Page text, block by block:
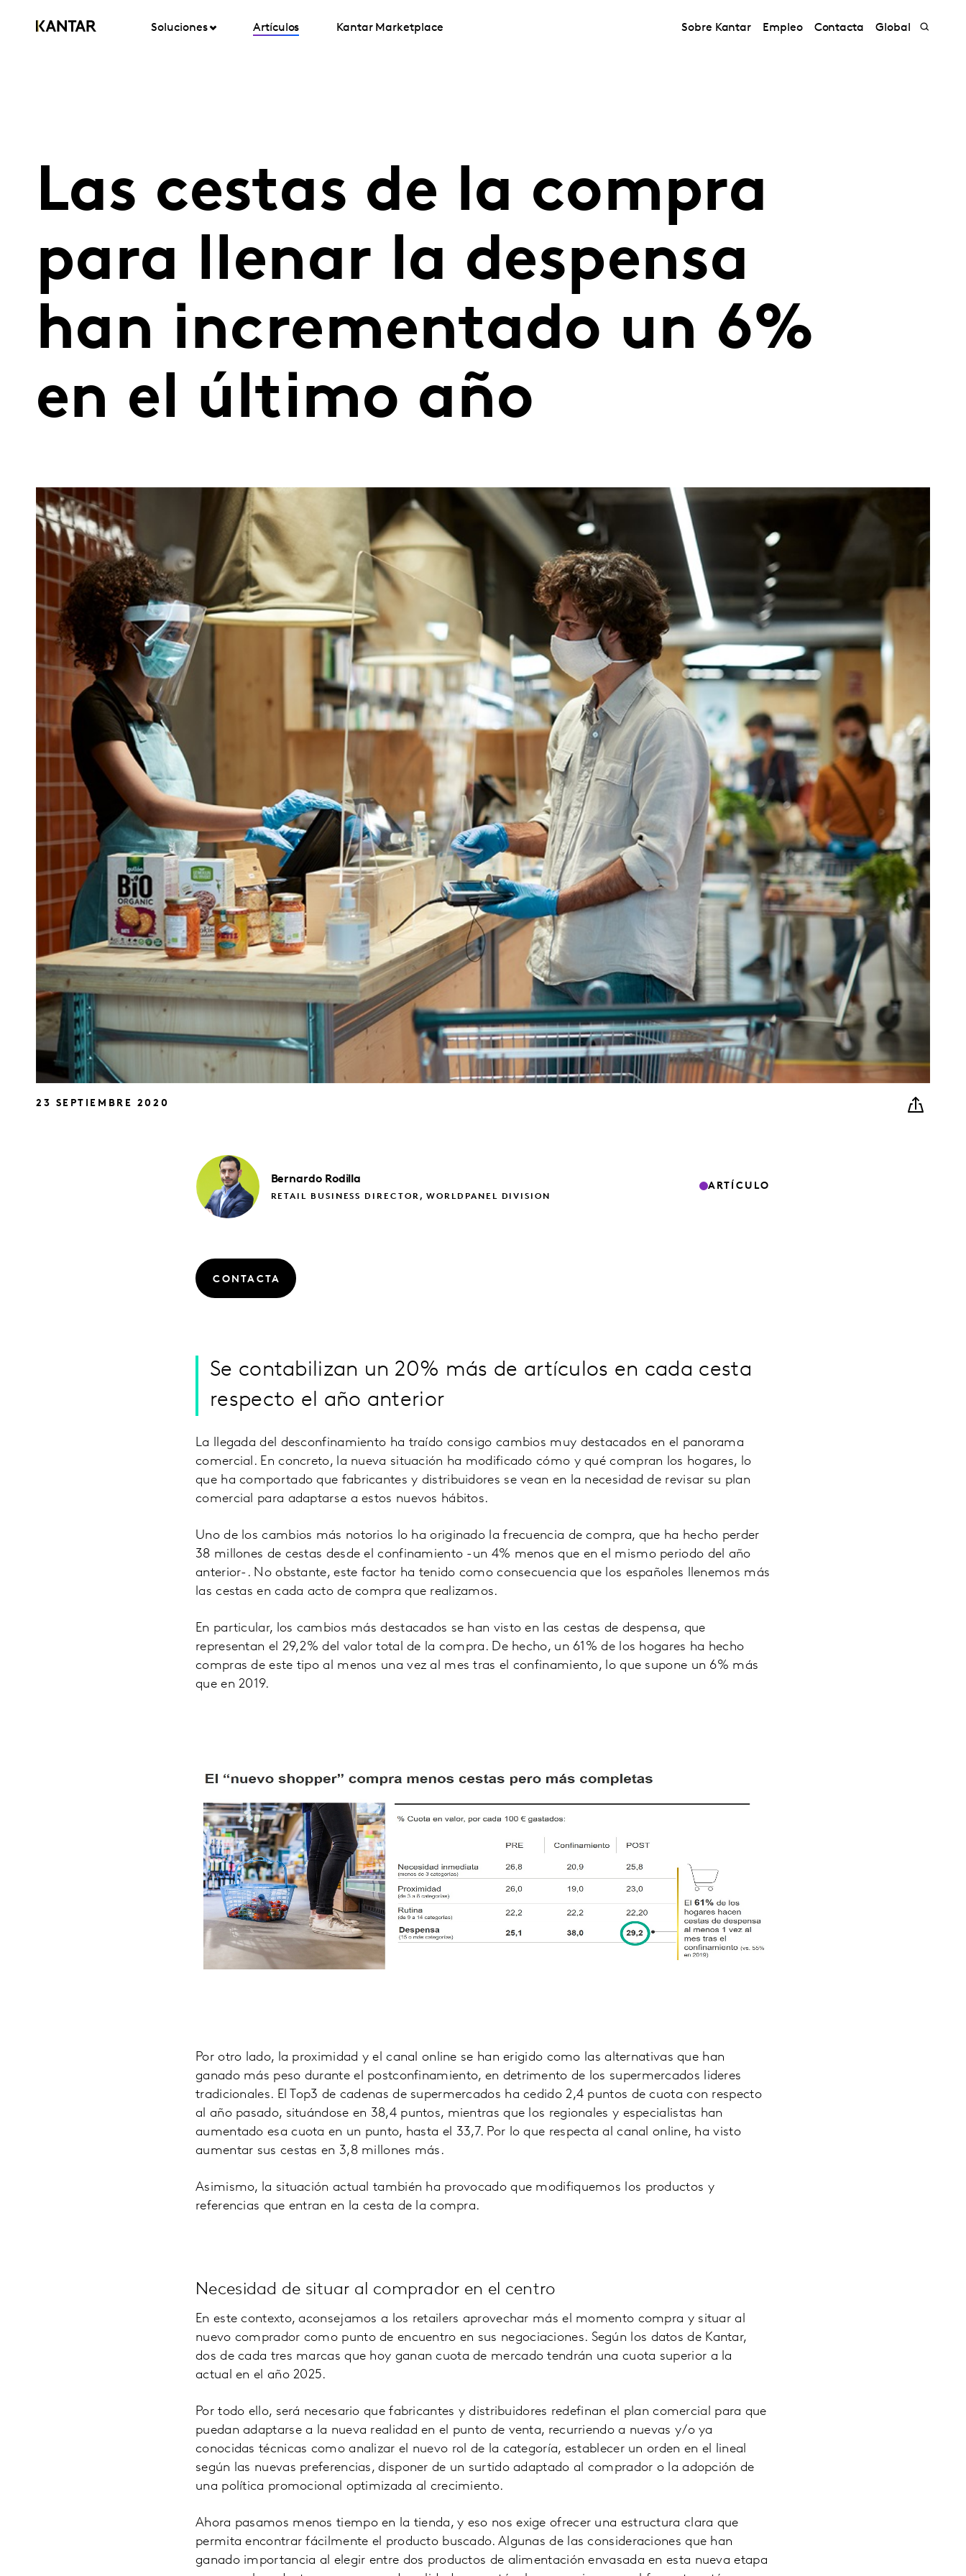
Soluciones Artículos Kantar Marketplace Sobre Kantar Empleo Contacta Global
Las cestas de la compra
para llenar la despensa
han incrementado un 6%
en el último año
23 SEPTIEMBRE 2020
Bernardo Rodilla
RETAIL BUSINESS DIRECTOR, WORLDPANEL DIVISION
ARTÍCULO
CONTACTA
Se contabilizan un 20% más de artículos en cada cesta
respecto el año anterior
La llegada del desconfinamiento ha traído consigo cambios muy destacados en el panorama
comercial. En concreto, la nueva situación ha modificado cómo y qué compran los hogares, lo
que ha comportado que fabricantes y distribuidores se vean en la necesidad de revisar su plan
comercial para adaptarse a estos nuevos hábitos.
Uno de los cambios más notorios lo ha originado la frecuencia de compra, que ha hecho perder
38 millones de cestas desde el confinamiento -un 4% menos que en el mismo periodo del año
anterior-. No obstante, este factor ha tenido como consecuencia que los españoles llenemos más
las cestas en cada acto de compra que realizamos.
En particular, los cambios más destacados se han visto en las cestas de despensa, que
representan el 29,2% del valor total de la compra. De hecho, un 61% de los hogares ha hecho
compras de este tipo al menos una vez al mes tras el confinamiento, lo que supone un 6% más
que en 2019.
Por otro lado, la proximidad y el canal online se han erigido como las alternativas que han
ganado más peso durante el postconfinamiento, en detrimento de los supermercados lideres
tradicionales. El Top3 de cadenas de supermercados ha cedido 2,4 puntos de cuota con respecto
al año pasado, situándose en 38,4 puntos, mientras que los regionales y especialistas han
aumentado esa cuota en un punto, hasta el 33,7. Por lo que respecta al canal online, ha visto
aumentar sus cestas en 3,8 millones más.
Asimismo, la situación actual también ha provocado que modifiquemos los productos y
referencias que entran en la cesta de la compra.
Necesidad de situar al comprador en el centro
En este contexto, aconsejamos a los retailers aprovechar más el momento compra y situar al
nuevo comprador como punto de encuentro en sus negociaciones. Según los datos de Kantar,
dos de cada tres marcas que hoy ganan cuota de mercado tendrán una cuota superior a la
actual en el año 2025.
Por todo ello, será necesario que fabricantes y distribuidores redefinan el plan comercial para que
puedan adaptarse a la nueva realidad en el punto de venta, recurriendo a nuevas y/o ya
conocidas técnicas como analizar el nuevo rol de la categoría, establecer un orden en el lineal
según las nuevas preferencias, disponer de un surtido adaptado al comprador o la adopción de
una política promocional optimizada al crecimiento.
Ahora pasamos menos tiempo en la tienda, y eso nos exige ofrecer una estructura clara que
permita encontrar fácilmente el producto buscado. Algunas de las consideraciones que han
ganado importancia al elegir entre dos productos de alimentación envasada en esta nueva etapa